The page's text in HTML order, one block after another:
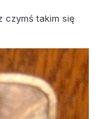
czymś takim się